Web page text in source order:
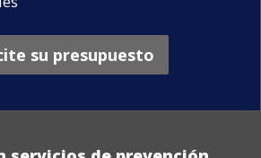
su presupuesto